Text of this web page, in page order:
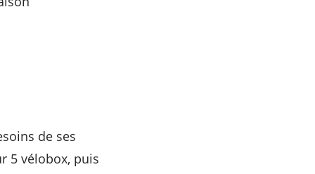
de ses
5 vélobox, puis